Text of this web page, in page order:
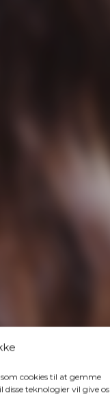
cookies til at gemme
teknologier vil give os